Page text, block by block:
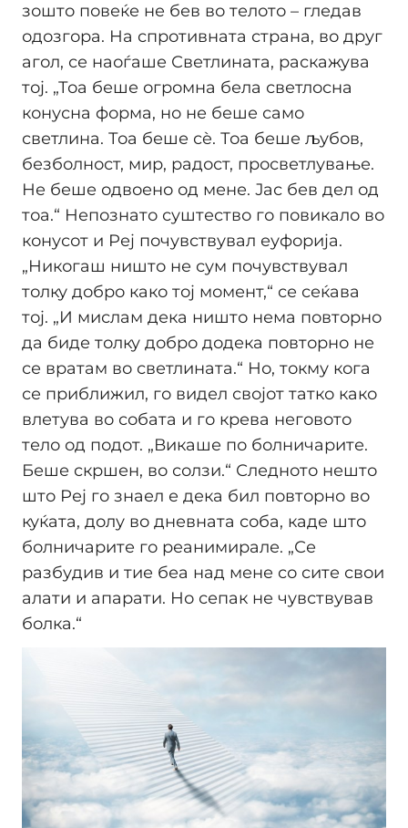
зошто повеќе не бев во телото – гледав
одозгора. На спротивната страна, во друг
агол, се наоѓаше Светлината, раскажува
тој. „Тоа беше огромна бела светлосна
конусна форма, но не беше само
светлина. Тоа беше сè. Тоа беше љубов,
безболност, мир, радост, просветлување.
Не беше одвоено од мене. Јас бев дел од
тоа.“ Непознато суштество го повикало во
конусот и Реј почувствувал еуфорија.
„Никогаш ништо не сум почувствувал
толку добро како тој момент,“ се сеќава
тој. „И мислам дека ништо нема повторно
да биде толку добро додека повторно не
се вратам во светлината.“ Но, токму кога
се приближил, го видел својот татко како
влетува во собата и го крева неговото
тело од подот. „Викаше по болничарите.
Беше скршен, во солзи.“ Следното нешто
што Реј го знаел е дека бил повторно во
куќата, долу во дневната соба, каде што
болничарите го реанимирале. „Се
разбудив и тие беа над мене со сите свои
алати и апарати. Но сепак не чувствував
болка.“